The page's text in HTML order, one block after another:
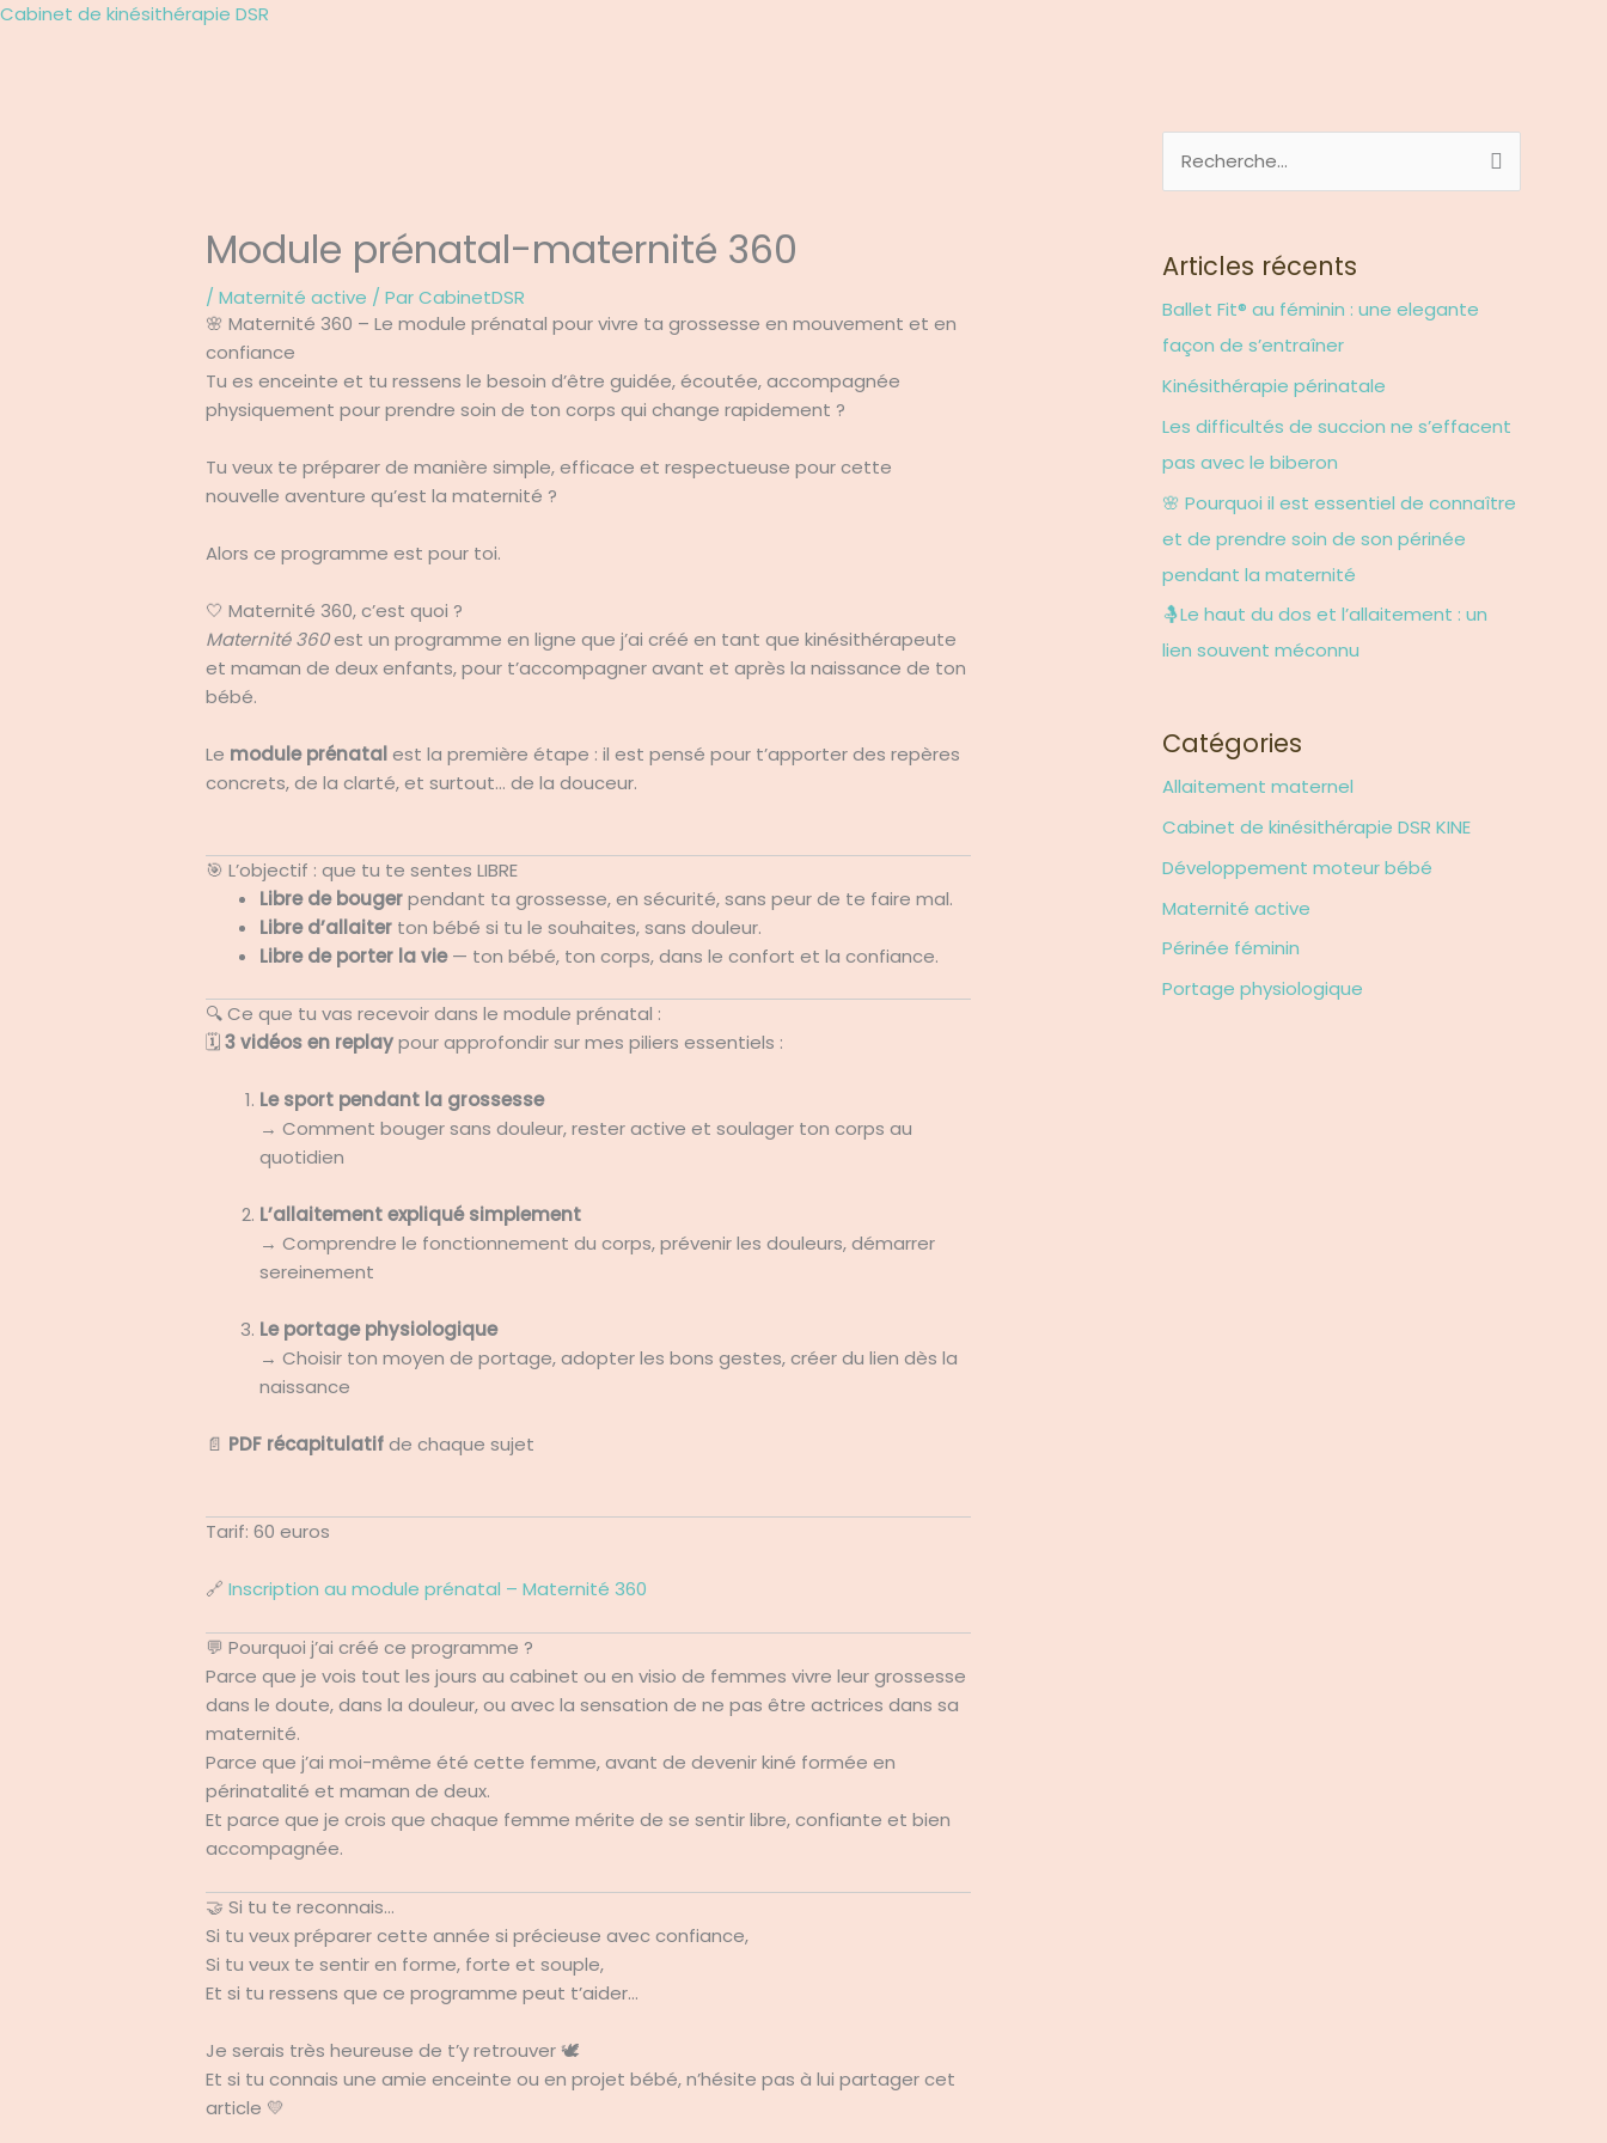
Aller
Cabinet de kinésithérapie DSR
Module prénatal-maternité 360
/Maternité active / ParCabinetDSR
🌸 Maternité 360 – Le module prénatal pour vivre ta grossesse en mouvement et en
confiance
Tu es enceinte et tu ressens le besoin d’être guidée, écoutée, accompagnée
physiquement pour prendre soin de ton corps qui change rapidement ?
Tu veux te préparer de manière simple, efficace et respectueuse pour cette
nouvelle aventure qu’est la maternité ?
Alors ce programme est pour toi.
🤍 Maternité 360, c’est quoi ?
Maternité 360est un programme en ligne que j’ai créé en tant que kinésithérapeute
et maman de deux enfants, pour t’accompagner avant et après la naissance de ton
bébé.
Le module prénatalest la première étape : il est pensé pour t’apporter des repères
concrets, de la clarté, et surtout… de la douceur.
🎯 L’objectif : que tu te sentes LIBRE
Libre de bougerpendant ta grossesse, en sécurité, sans peur de te faire mal.
Libre d’allaiter ton bébé si tu le souhaites, sans douleur.
Libre de porter la vie— ton bébé, ton corps, dans le confort et la confiance.
🔍 Ce que tu vas recevoir dans le module prénatal :
🗓3 vidéos en replaypour approfondir sur mes piliers essentiels :
Le sport pendant la grossesse
→ Comment bouger sans douleur, rester active et soulager ton corps au
quotidien
L’allaitement expliqué simplement
→ Comprendre le fonctionnement du corps, prévenir les douleurs, démarrer
sereinement
Le portage physiologique
→ Choisir ton moyen de portage, adopter les bons gestes, créer du lien dès la
naissance
📄 PDF récapitulatifde chaque sujet
Tarif: 60 euros
🔗Inscription au module prénatal – Maternité 360
💬 Pourquoi j’ai créé ce programme ?
Parce que je vois tout les jours au cabinet ou en visio de femmes vivre leur grossesse
dans le doute, dans la douleur, ou avec la sensation de ne pas être actrices dans sa
maternité.
Parce que j’ai moi-même été cette femme, avant de devenir kiné formée en
périnatalité et maman de deux.
Et parce que je crois que chaque femme mérite de se sentir libre, confiante et bien
accompagnée.
🤝 Si tu te reconnais…
Si tu veux préparer cette année si précieuse avec confiance,
Si tu veux te sentir en forme, forte et souple,
Et si tu ressens que ce programme peut t’aider…
Je serais très heureuse de t’y retrouver 🕊
Et si tu connais une amie enceinte ou en projet bébé, n’hésite pas à lui partager cet
article 💛
h
e
r
c
h
Articles récents
Ballet Fit® au féminin : une elegante
façon de s’entraîner
Kinésithérapie périnatale
Les difficultés de succion ne s’effacent
pas avec le biberon
🌸 Pourquoi il est essentiel de connaître
et de prendre soin de son périnée
pendant la maternité
🤱Le haut du dos et l’allaitement : un
lien souvent méconnu
Catégories
Allaitement maternel
Cabinet de kinésithérapie DSR KINE
Développement moteur bébé
Maternité active
Périnée féminin
Portage physiologique